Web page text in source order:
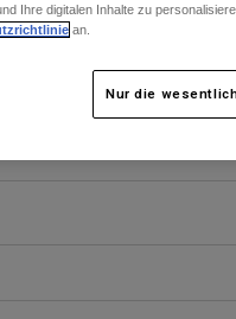
Ihre digitalen Inhalte zu
an.
Nur die